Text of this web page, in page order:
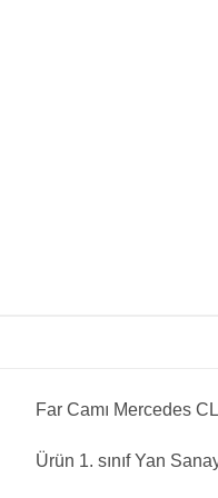
Far Camı Mercedes
Ürün 1. sınıf Yan